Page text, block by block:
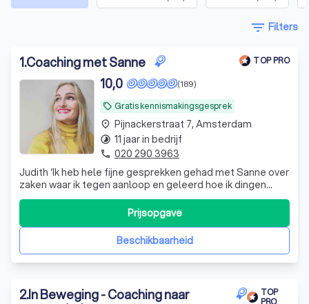
filter_list Filters
1.Coaching met Sanne TOP PRO
local_offer Gratis kennismakingsgesprek
(189)
10,0
Judith ‘Ik heb hele fijne gesprekken gehad met Sanne over
zaken waar ik tegen aanloop en geleerd hoe ik dingen
anders aan kan pakken. Dit heeft me heel erg geholpen
om stappen te maken in mijn leven.’
Beschikbaarheid
Prijsopgave
place Pijnackerstraat 7, Amsterdam
timelapse 11 jaar in bedrijf
phone 020 290 3963
2.In Beweging - Coaching naar
TOP